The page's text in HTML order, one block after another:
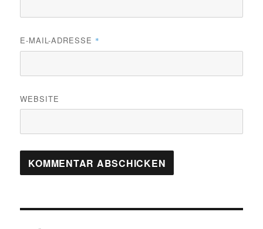
E-MAIL-ADRESSE *
WEBSITE